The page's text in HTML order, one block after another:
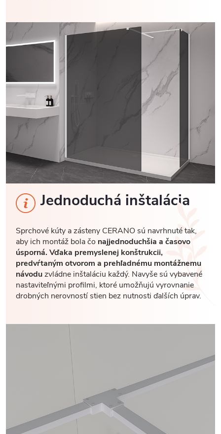
Jednoduchá inštalácia
Sprchové kúty a zásteny CERANO sú navrhnuté tak,
aby ich montáž bola čo najjednoduchšia a časovo
úsporná. Vďaka premyslenej konštrukcii,
predvŕtaným otvorom a prehľadnému montážnemu
návoduzvládne inštaláciu každý. Navyše sú vybavené
nastaviteľnými profilmi, ktoré umožňujú vyrovnanie
drobných nerovností stien bez nutnosti ďalších úprav.